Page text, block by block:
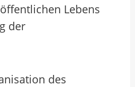
Lebens
der
des